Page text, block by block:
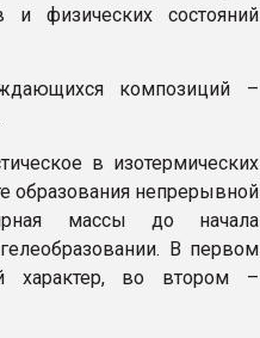
и физических состояний
композиций –
в изотермических
образования непрерывной
массы до начала
В первом
характер, во втором –